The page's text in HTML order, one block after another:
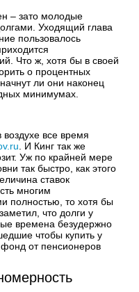
– зато молодые
Уходящий глава
пользовалось
Что ж, хотя бы в своей
о процентных
ли они наконец
минимумах.
воздухе все время
. И Кинг так же
Уж по крайней мере
так быстро, как этого
ставок
многим
полностью, то хотя бы
что долги у
времена безудержно
чтобы купить у
от пенсионеров